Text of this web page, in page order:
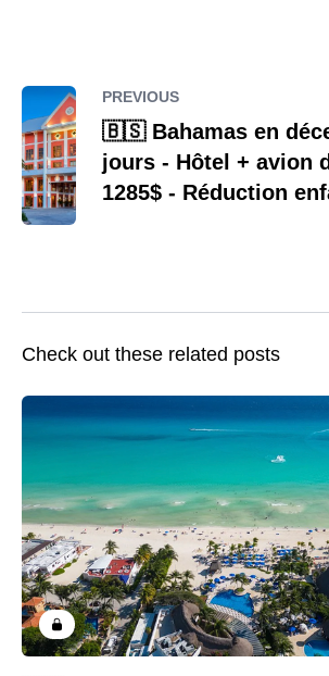
PREVIOUS
🇧🇸 Bahamas en
jours - Hôtel + avion
1285$ - Réduction
Check out these related posts